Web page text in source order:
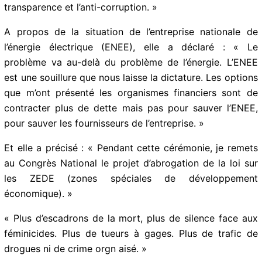
budget que je présenterai devant le Congrès sera la
A propos de la situation de l’entreprise nationale de
l’énergie électrique (ENEE), elle a déclaré : « Le
problème va au-delà du problème de l’énergie. L’ENEE
est une souillure que nous laisse la dictature. Les
options que m’ont présenté les organismes financiers
sont de contracter plus de dette mais pas pour sauver
Et elle a précisé : « Pendant cette cérémonie, je remets
au Congrès National le projet d’abrogation de la loi sur
les ZEDE (zones spéciales de développement
« Plus d’escadrons de la mort, plus de silence face aux
féminicides. Plus de tueurs à gages. Plus de trafic de